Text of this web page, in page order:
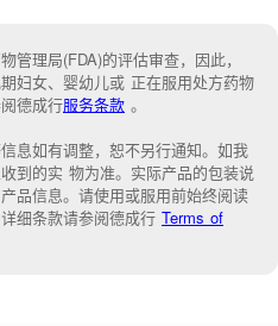
管理局(FDA)的评估审查，因此，
妇女、婴幼儿或 正在服用处方药物
德成行服务条款 。
息如有调整，恕不另行通知。如我
到的实 物为准。 实际产品的包装说
品信息。请使用或服用前始终阅读
详细条款请参阅德成行 Terms of